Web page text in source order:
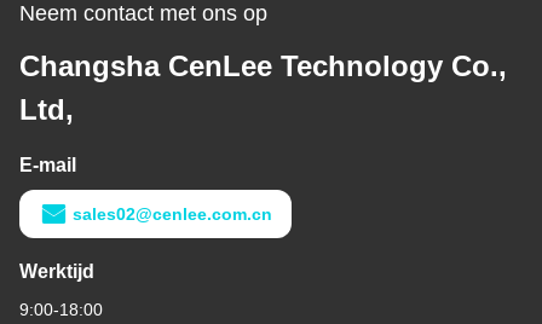
Neem contact met ons op
Changsha CenLee Technology Co.,
Ltd,
E-mail
sales02@cenlee.com.cn
Werktijd
9:00-18:00